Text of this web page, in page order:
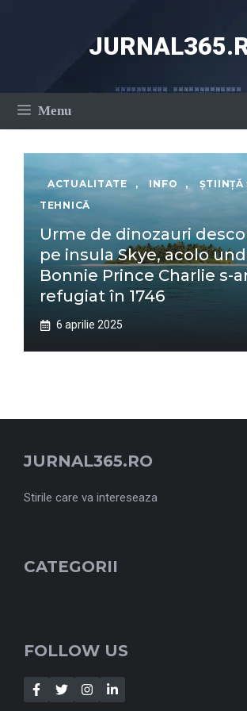
Menu
ACTUALITATE , INFO ,
ȘTIINȚĂ
TEHNICĂ
Urme de dinozauri
pe insula Skye, acolo
Bonnie Prince Charlie s-
refugiat în 1746
6 aprilie 2025
JURNAL365.RO
Stirile care va intereseaza
CATEGORII
FOLLOW US